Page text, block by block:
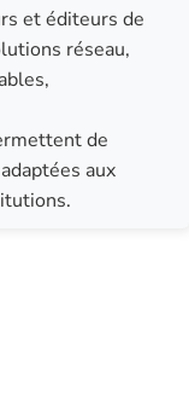
et éditeurs de
réseau,
de
aux